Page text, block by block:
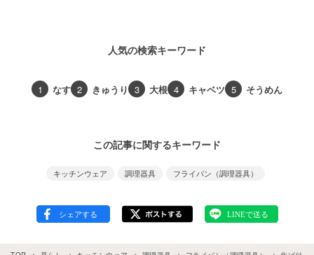
人気の検索キーワード
1 なす 2 きゅうり 3 大根 4 キャベツ 5 そうめん
この記事に関するキーワード
キッチンウェア 調理器具 フライパン（調理器具）